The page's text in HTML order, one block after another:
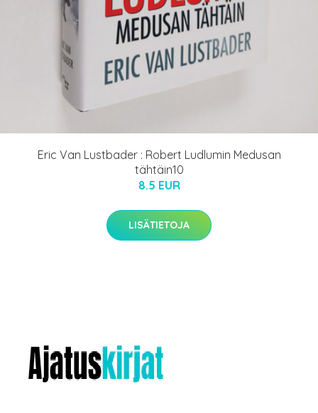
Eric Van Lustbader : Robert Ludlumin Medusan
tähtäin10
8.5 EUR
LISÄTIETOJA